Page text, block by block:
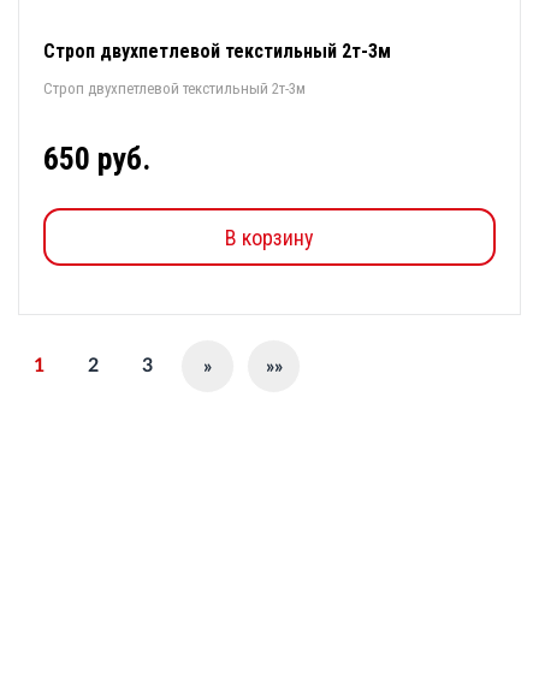
Строп двухпетлевой текстильный 2т-3м
Строп двухпетлевой текстильный 2т-3м
650 руб.
В корзину
1 2 3 » »»